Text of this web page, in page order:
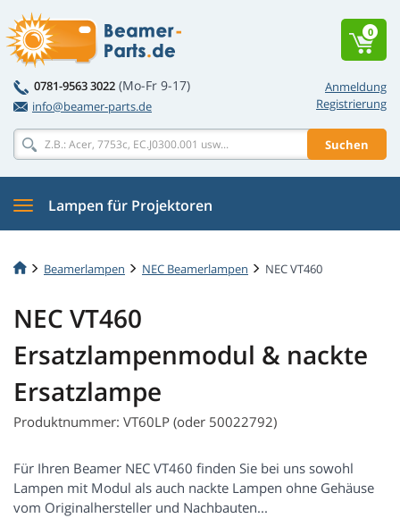
Anmeldung
Registrierung
0781-9563 3022 (Mo-Fr 9-17)
info@beamer-parts.de
Suchen
0
Lampen für Projektoren
Beamerlampen NEC Beamerlampen NEC VT460
NEC VT460
Ersatzlampenmodul & nackte
Ersatzlampe
Produktnummer: VT60LP (oder 50022792)
Für Ihren Beamer NEC VT460 finden Sie bei uns sowohl
Lampen mit Modul als auch nackte Lampen ohne Gehäuse
vom Originalhersteller und Nachbauten...